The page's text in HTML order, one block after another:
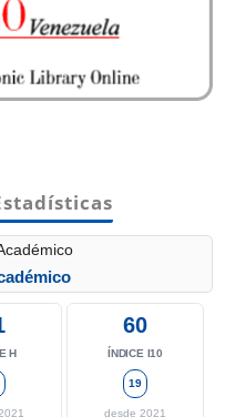
H
60
ÍNDICE I10
19
desde 2021